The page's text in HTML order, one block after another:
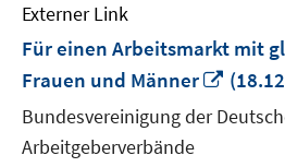
Externer Link
Für einen Arbeitsmarkt mit
Frauen und Männer
In
neuem
Bundesvereinigung der
Arbeitgeberverbände